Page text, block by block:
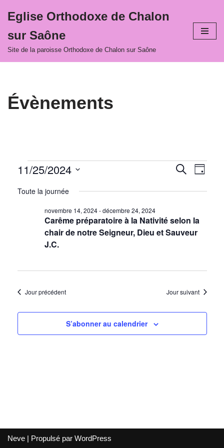
au
contenu
Eglise Orthodoxe de Chalon
sur Saône
Site de la paroisse Orthodoxe de Chalon sur Saône
Évènements
et
de
Recherche
Jour
11/25/2024
une
Toute la journée
Carême préparatoire à la Nativité selon la
chair de notre Seigneur, Dieu et Sauveur
J.C.
novembre 14, 2024-décembre 24, 2024
Jour précédent Jour suivant
S’abonner au calendrier
Neve | Propulsé par WordPress